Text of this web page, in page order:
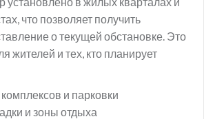
что позволяет получить
о текущей обстановке. Это
жителей и тех, кто планирует
и парковки
и зоны отдыха